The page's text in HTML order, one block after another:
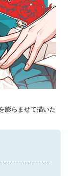
膨らませて描いた